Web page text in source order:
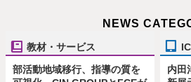
NEWS
教材・サービス
部活動地域移行、指導の質を
内田